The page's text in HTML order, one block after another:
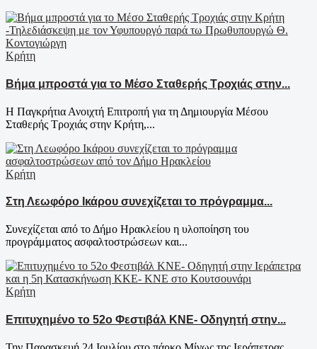
Κρήτη
Βήμα μπροστά για το Μέσο Σταθερής Τροχιάς στην...
Η Παγκρήτια Ανοιχτή Επιτροπή για τη Δημιουργία Μέσου
Σταθερής Τροχιάς στην Κρήτη,...
Κρήτη
Στη Λεωφόρο Ικάρου συνεχίζεται το πρόγραμμα...
Συνεχίζεται από το Δήμο Ηρακλείου η υλοποίηση του
προγράμματος ασφαλτοστρώσεων και...
Κρήτη
Επιτυχημένο το 52ο Φεστιβάλ ΚΝΕ- Οδηγητή στην...